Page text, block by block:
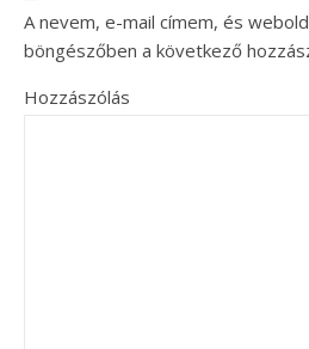
A nevem, e-mail címem, és
böngészőben a következő
Hozzászólás